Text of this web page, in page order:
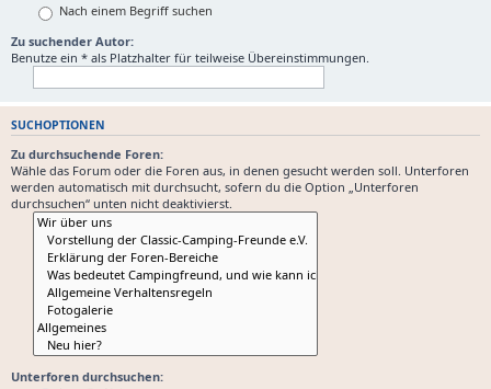
Nach einem Begriff suchen
Zu suchender Autor:
Benutze ein * als Platzhalter für teilweise Übereinstimmungen.
SUCHOPTIONEN
Zu durchsuchende Foren:
Wähle das Forum oder die Foren aus, in denen gesucht werden soll. Unterforen
werden automatisch mit durchsucht, sofern du die Option „Unterforen
durchsuchen“ unten nicht deaktivierst.
Unterforen durchsuchen: